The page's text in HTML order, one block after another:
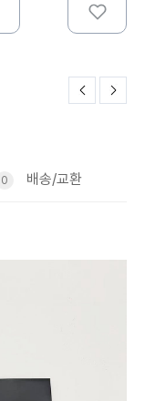
0 배송/교환